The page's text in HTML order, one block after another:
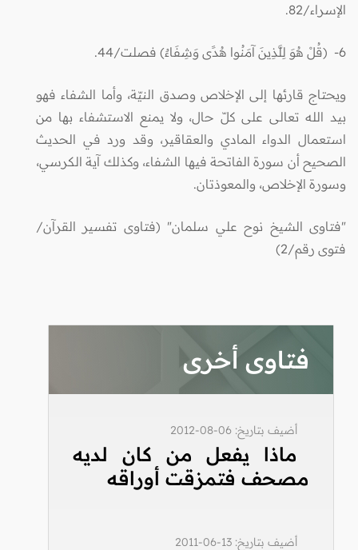
الإسراء/82.
6- (قُلْ هُوَ لِلَّذِينَ آمَنُوا هُدًى وَشِفَاءٌ) فصلت/44.
ويحتاج قارئها إلى الإخلاص وصدق النيّة، وأما الشفاء فهو
بيد الله تعالى على كلّ حال، ولا يمنع الاستشفاء بها من
استعمال الدواء المادي والعقاقير، وقد ورد في الحديث
الصحيح أن سورة الفاتحة فيها الشفاء، وكذلك آية الكرسي،
وسورة الإخلاص، والمعوذتان.
"فتاوى الشيخ نوح علي سلمان" (فتاوى تفسير القرآن/
فتوى رقم/2)
فتاوى أخرى
أضيف بتاريخ: 06-08-2012
ماذا يفعل من كان لديه
مصحف فتمزقت أوراقه
أضيف بتاريخ: 13-06-2011